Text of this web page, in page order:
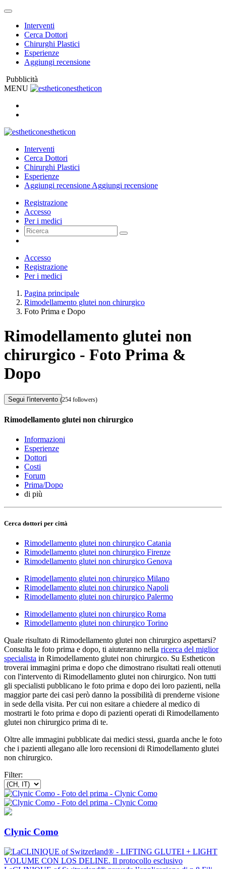
Interventi
Cerca Dottori
Chirurghi Plastici
Esperienze
Aggiungi recensione
Pubblicità
MENU
estheticon
estheticon
Interventi
Cerca Dottori
Chirurghi Plastici
Esperienze
Aggiungi recensione Aggiungi recensione
Registrazione
Accesso
Per i medici
Accesso
Registrazione
Per i medici
Pagina principale
Rimodellamento glutei non chirurgico
Foto Prima e Dopo
Rimodellamento glutei non
chirurgico - Foto Prima &
Dopo
Segui l'intervento (254 followers)
Rimodellamento glutei non chirurgico
Informazioni
Esperienze
Dottori
Costi
Forum
Prima/Dopo
di più
Cerca dottori per città
Rimodellamento glutei non chirurgico Catania
Rimodellamento glutei non chirurgico Firenze
Rimodellamento glutei non chirurgico Genova
Rimodellamento glutei non chirurgico Milano
Rimodellamento glutei non chirurgico Napoli
Rimodellamento glutei non chirurgico Palermo
Rimodellamento glutei non chirurgico Roma
Rimodellamento glutei non chirurgico Torino
Quale risultato di Rimodellamento glutei non chirurgico aspettarsi?
Consulta le foto prima e dopo, ti aiuteranno nella ricerca del miglior
specialista in Rimodellamento glutei non chirurgico. Su Estheticon
troverai immagini prima e dopo che dimostrano risultati reali ottenuti
con l'intervento di Rimodellamento glutei non chirurgico. Non tutti
gli specialisti pubblicano le foto prima e dopo dei loro pazienti, nella
maggior parte dei casi però danno la possibilità di prenderne visione
in sede della visita. Per cui non esitare a chiedere al medico di
mostrarti le foto prima e dopo di pazienti operati di Rimodellamento
glutei non chirurgico prima di te.
Oltre alle immagini pubblicate dai medici stessi, guarda anche le foto
che i pazienti allegano alle loro recensioni di Rimodellamento glutei
non chirurgico.
Filter:
Clynic Como